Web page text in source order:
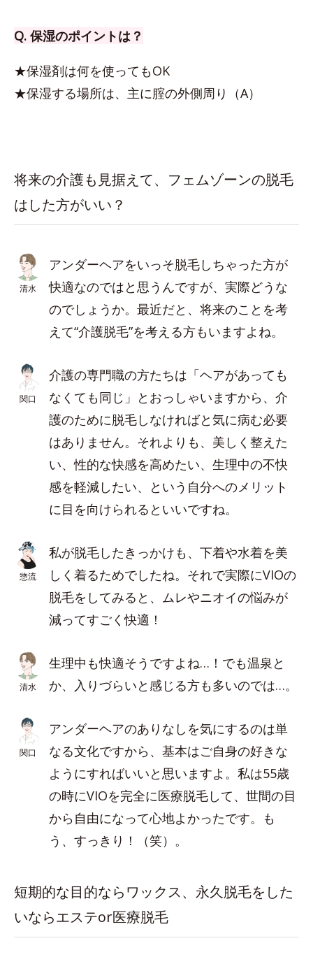
Q. 保湿のポイントは？
★保湿剤は何を使ってもOK
★保湿する場所は、主に腟の外側周り（A）
将来の介護も見据えて、フェムゾーンの脱毛
はした方がいい？
清水
アンダーヘアをいっそ脱毛しちゃった方が
快適なのではと思うんですが、実際どうな
のでしょうか。最近だと、将来のことを考
えて“介護脱毛”を考える方もいますよね。
関口
介護の専門職の方たちは「ヘアがあっても
なくても同じ」とおっしゃいますから、介
護のために脱毛しなければと気に病む必要
はありません。それよりも、美しく整えた
い、性的な快感を高めたい、生理中の不快
感を軽減したい、という自分へのメリット
に目を向けられるといいですね。
惣流
私が脱毛したきっかけも、下着や水着を美
しく着るためでしたね。それで実際にVIOの
脱毛をしてみると、ムレやニオイの悩みが
減ってすごく快適！
清水
生理中も快適そうですよね…！でも温泉と
か、入りづらいと感じる方も多いのでは…。
関口
アンダーヘアのありなしを気にするのは単
なる文化ですから、基本はご自身の好きな
ようにすればいいと思いますよ。私は55歳
の時にVIOを完全に医療脱毛して、世間の目
から自由になって心地よかったです。も
う、すっきり！（笑）。
短期的な目的ならワックス、永久脱毛をした
いならエステor医療脱毛